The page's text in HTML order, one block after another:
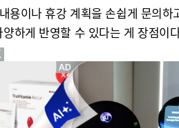
이나 휴강 계획을 손쉽게 문의
하게 반영할 수 있다는 게 장점이